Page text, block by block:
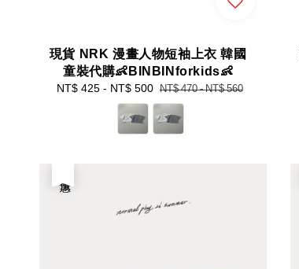
現貨 NRK 漫畫人物短袖上衣 韓國
童裝代購👶BINBINforkids👶
Sale
NT$ 425- NT$ 500 Regular
price
NT$ 470-NT$ 560